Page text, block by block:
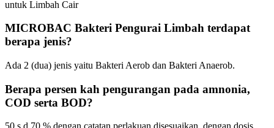
MICROBAC Bakteri Pengurai Limbah terdapat
berapa jenis?
Ada 2 (dua) jenis yaitu Bakteri Aerob dan Bakteri Anaerob.
Berapa persen kah pengurangan pada amnonia,
COD serta BOD?